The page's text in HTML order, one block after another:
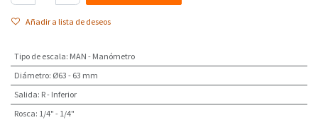
Añadir a lista de deseos
Tipo de escala: MAN - Manómetro
Diámetro: Ø63 - 63 mm
Salida: R - Inferior
Rosca: 1/4" - 1/4"